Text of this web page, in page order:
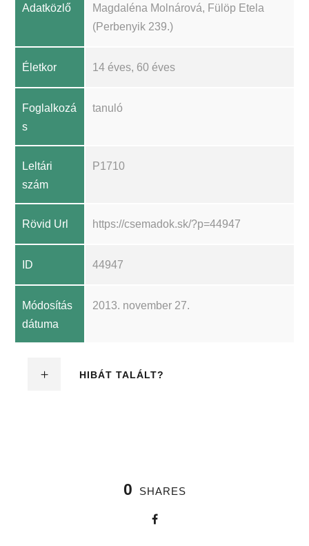
Adatközlő
Magdaléna Molnárová, Fülöp Etela
(Perbenyik 239.)
Életkor 14 éves, 60 éves
Foglalkozá
s
tanuló
Leltári
szám
P1710
Rövid Url https://csemadok.sk/?p=44947
ID 44947
Módosítás
dátuma
2013. november 27.
HIBÁT TALÁLT?
0 SHARES